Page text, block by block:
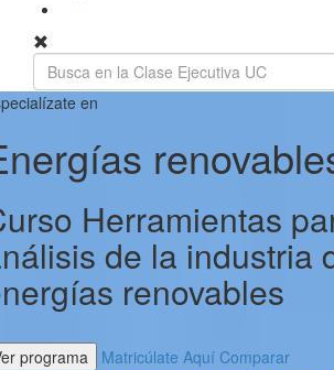
en
Herramientas
de la industria
renovables
programa Matricúlate Aquí Comparar